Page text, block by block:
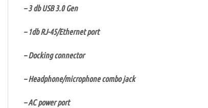
– 3 db USB 3.0 Gen
– 1db RJ-45/Ethernet port
– Docking connector
– Headphone/microphone combo jack
– AC power port